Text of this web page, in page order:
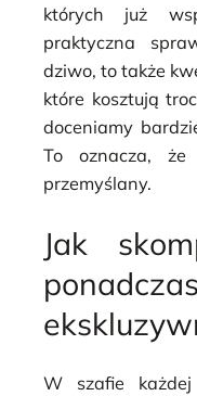
których już
praktyczna
dziwo, to także
które kosztują
doceniamy
To oznacza,
przemyślany.
Jak
W szafie każdej